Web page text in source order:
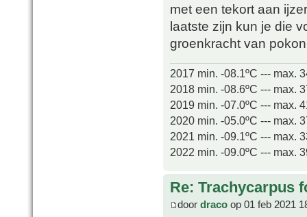
met een tekort aan
laatste zijn kun je die
groenkracht van
2017 min. -08.1ºC --- max.
2018 min. -08.6ºC --- max.
2019 min. -07.0ºC --- max.
2020 min. -05.0ºC --- max.
2021 min. -09.1ºC --- max.
2022 min. -09.0ºC --- max.
Re: Trachycarpus
door draco op 01 feb 2021